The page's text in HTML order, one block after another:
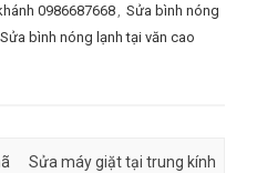
0986687668
Sửa bình nóng
Sửa bình nóng lạnh tại văn cao
Sửa máy giặt tại trung kính